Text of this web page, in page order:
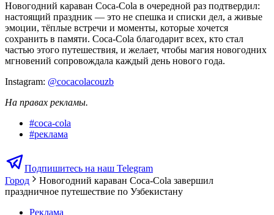
Новогодний караван Coca-Cola в очередной раз подтвердил:
настоящий праздник — это не спешка и списки дел, а живые
эмоции, тёплые встречи и моменты, которые хочется
сохранить в памяти. Coca-Cola благодарит всех, кто стал
частью этого путешествия, и желает, чтобы магия новогодних
мгновений сопровождала каждый день нового года.
Instagram: @cocacolacouzb
На правах рекламы.
#coca-cola
#реклама
Подпишитесь на наш Telegram
Город
Новогодний караван Coca-Cola завершил
праздничное путешествие по Узбекистану
Реклама